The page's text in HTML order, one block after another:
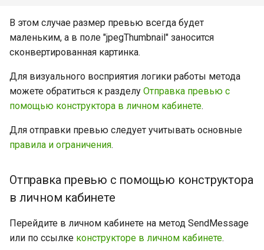
В этом случае размер превью всегда будет
маленьким, а в поле "jpegThumbnail" заносится
сконвертированная картинка.
Для визуального восприятия логики работы метода
можете обратиться к разделу Отправка превью с
помощью конструктора в личном кабинете.
Для отправки превью следует учитывать основные
правила и ограничения.
Отправка превью с помощью конструктора
в личном кабинете
Перейдите в личном кабинете на метод SendMessage
или по ссылке конструкторе в личном кабинете.